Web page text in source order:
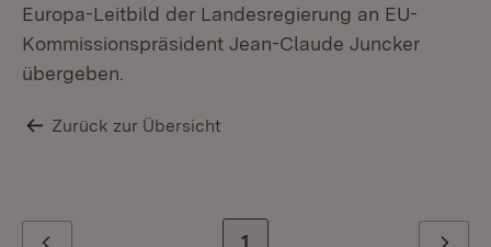
Europa-Leitbild der Landesregierung an EU-
Kommissionspräsident Jean-Claude Juncker
übergeben.
Zurück zur Übersicht
Zur letzten Seite
1